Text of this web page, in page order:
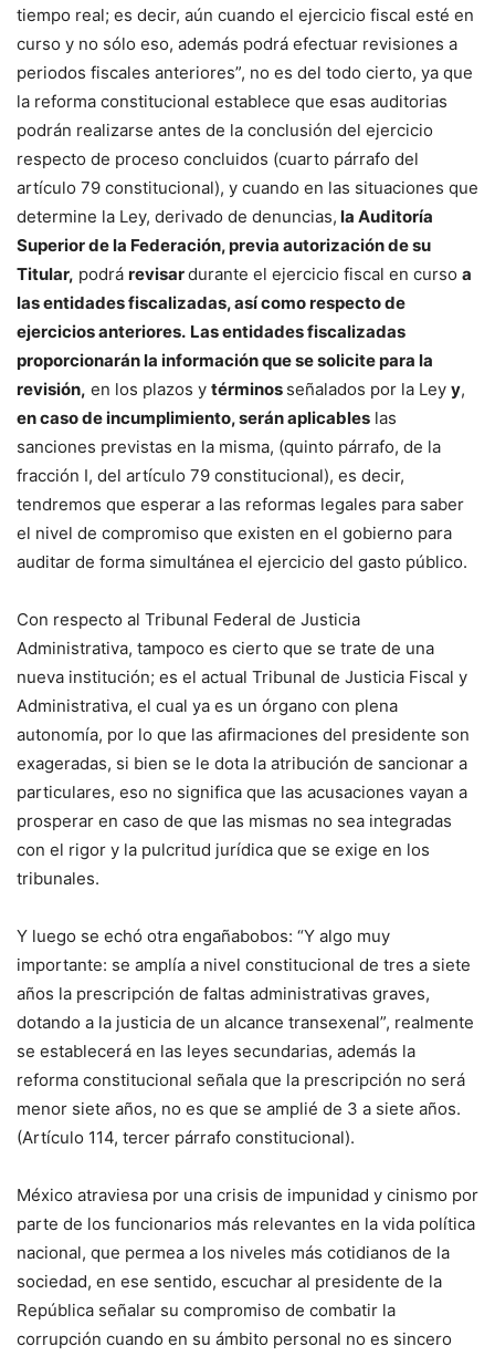
tiempo real; es decir, aún cuando el ejercicio fiscal esté en
curso y no sólo eso, además podrá efectuar revisiones a
periodos fiscales anteriores”, no es del todo cierto, ya que
la reforma constitucional establece que esas auditorias
podrán realizarse antes de la conclusión del ejercicio
respecto de proceso concluidos (cuarto párrafo del
artículo 79 constitucional), y cuando en las situaciones que
determine la Ley, derivado de denuncias, la Auditoría
Superior de la Federación, previa autorización de su
Titular, podrá revisardurante el ejercicio fiscal en curso a
las entidades fiscalizadas, asícomo respecto de
ejercicios anteriores. Las entidades fiscalizadas
proporcionarán la información que se solicite para la
revisión, en los plazos y términos señalados por la Ley y,
en caso de incumplimiento, serán aplicables las
sanciones previstas en la misma, (quinto párrafo, de la
fracción I, del artículo 79 constitucional), es decir,
tendremos que esperar a las reformas legales para saber
el nivel de compromiso que existen en el gobierno para
auditar de forma simultánea el ejercicio del gasto público.
Con respecto al Tribunal Federal de Justicia
Administrativa, tampoco es cierto que se trate de una
nueva institución; es el actual Tribunal de Justicia Fiscal y
Administrativa, el cual ya es un órgano con plena
autonomía, por lo que las afirmaciones del presidente son
exageradas, si bien se le dota la atribución de sancionar a
particulares, eso no significa que las acusaciones vayan a
prosperar en caso de que las mismas no sea integradas
con el rigor y la pulcritud jurídica que se exige en los
tribunales.
Y luego se echó otra engañabobos: “Y algo muy
importante: se amplía a nivel constitucional de tres a siete
años la prescripción de faltas administrativas graves,
dotando a la justicia de un alcance transexenal”, realmente
se establecerá en las leyes secundarias, además la
reforma constitucional señala que la prescripción no será
menor siete años, no es que se amplié de 3 a siete años.
(Artículo 114, tercer párrafo constitucional).
México atraviesa por una crisis de impunidad y cinismo por
parte de los funcionarios más relevantes en la vida política
nacional, que permea a los niveles más cotidianos de la
sociedad, en ese sentido, escuchar al presidente de la
República señalar su compromiso de combatir la
corrupción cuando en su ámbito personal no es sincero